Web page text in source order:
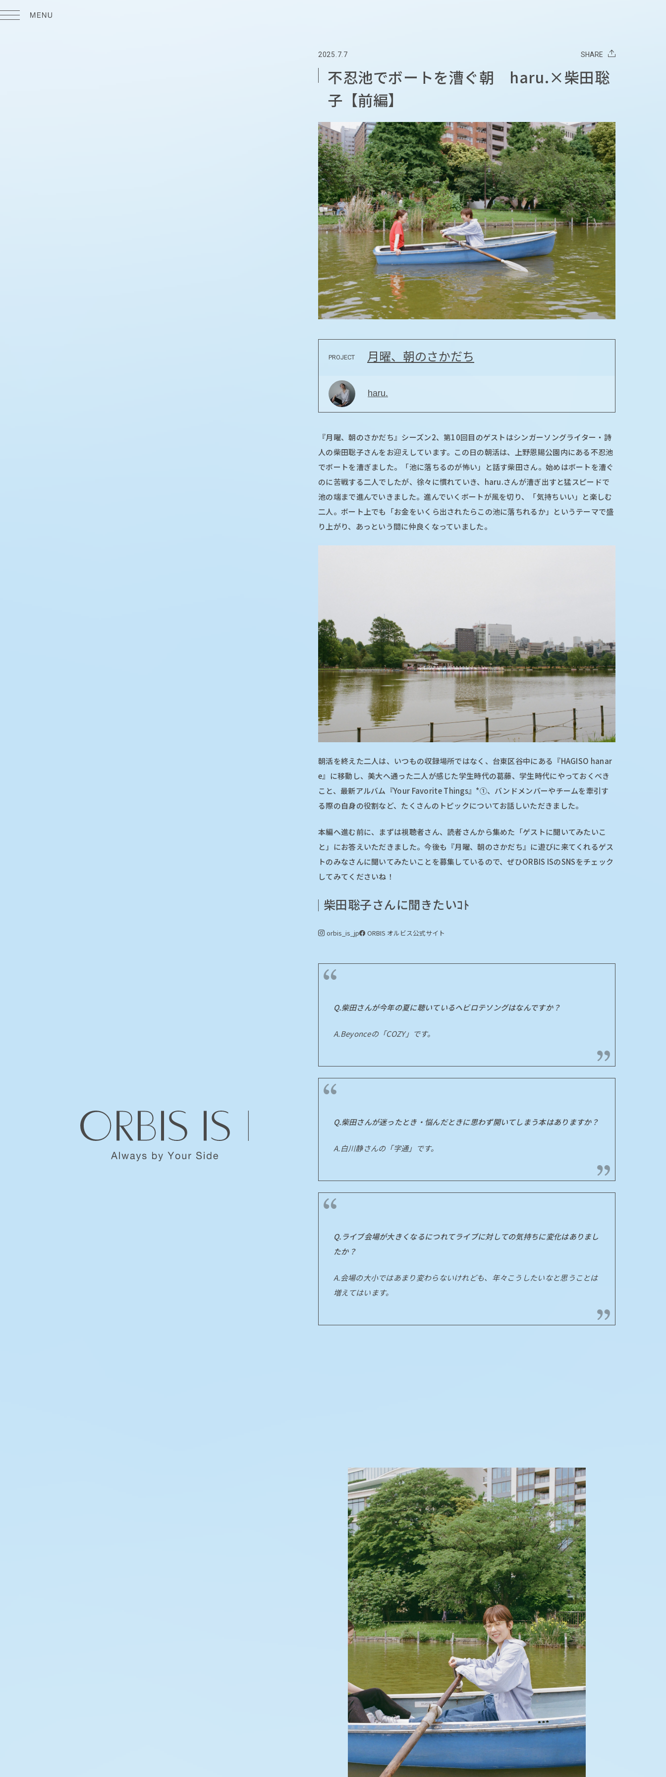
2025.7.7 SHARE
不忍池でボートを漕ぐ朝 haru.×柴田聡
子【前編】
PROJECT 月曜、朝のさかだち
haru.
『月曜、朝のさかだち』シーズン2、第10回目のゲストはシンガーソングライター・詩
人の柴田聡子さんをお迎えしています。この日の朝活は、上野恩賜公園内にある不忍池
でボートを漕ぎました。「池に落ちるのが怖い」と話す柴田さん。始めはボートを漕ぐ
のに苦戦する二人でしたが、徐々に慣れていき、haru.さんが漕ぎ出すと猛スピードで
池の端まで進んでいきました。進んでいくボートが風を切り、「気持ちいい」と楽しむ
二人。ボート上でも「お金をいくら出されたらこの池に落ちれるか」というテーマで盛
り上がり、あっという間に仲良くなっていました。
朝活を終えた二人は、いつもの収録場所ではなく、台東区谷中にある『HAGISO hanar
e』に移動し、美大へ通った二人が感じた学生時代の葛藤、学生時代にやっておくべき
こと、最新アルバム『Your Favorite Things』*①、バンドメンバーやチームを牽引す
る際の自身の役割など、たくさんのトピックについてお話しいただきました。
本編へ進む前に、まずは視聴者さん、読者さんから集めた「ゲストに聞いてみたいこ
と」にお答えいただきました。今後も『月曜、朝のさかだち』に遊びに来てくれるゲス
トのみなさんに聞いてみたいことを募集しているので、ぜひORBIS ISのSNSをチェック
してみてくださいね！
柴田聡子さんに聞きたいｺﾄ
orbis_is_jp ORBIS オルビス公式サイト
Q.柴田さんが今年の夏に聴いているヘビロテソングはなんですか？
A.Beyonceの「COZY」です。
Q.柴田さんが迷ったとき・悩んだときに思わず開いてしまう本はありますか？
A.白川静さんの「字通」です。
Q.ライブ会場が大きくなるにつれてライブに対しての気持ちに変化はありまし
たか？
A.会場の大小ではあまり変わらないけれども、年々こうしたいなと思うことは
増えてはいます。